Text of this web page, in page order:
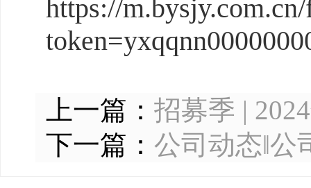
https://
上一篇： 招募季 |
下一篇： 公司动态‖公